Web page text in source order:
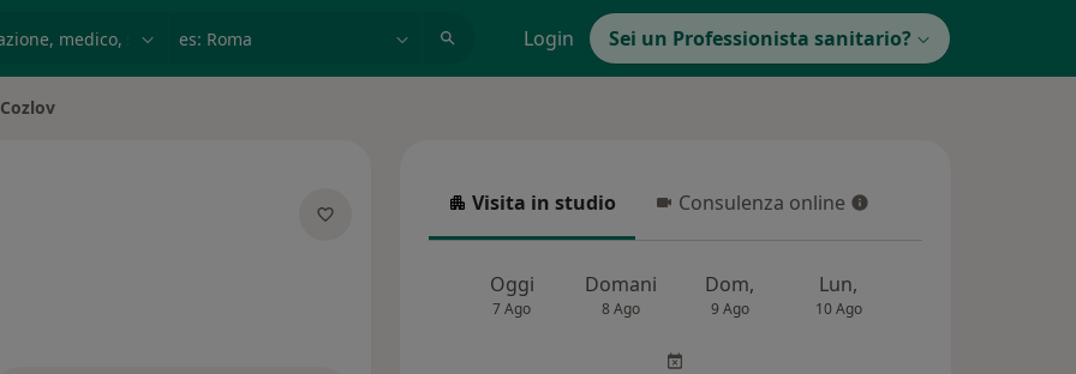
Login Sei un Professionista sanitario?
Visita in studio
Visita in studio Consulenza online
Consulenza online
Oggi
7 Ago
Domani
8 Ago
Dom,
9 Ago
Lun,
10 Ago